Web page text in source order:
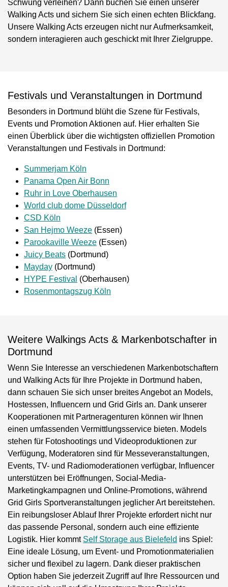
Schwung verleihen? Dann buchen Sie einen unserer
Walking Acts und sichern Sie sich einen echten Blickfang.
Unsere Walking Acts erzeugen nicht nur Aufmerksamkeit,
sondern interagieren auch geschickt mit Ihrer Zielgruppe.
Festivals und Veranstaltungen in Dortmund
Besonders in Dortmund blüht die Szene für Festivals,
Events und Promotion Aktionen auf. Hier erhalten Sie
einen Überblick über die wichtigsten offiziellen Promotion
Veranstaltungen und Festivals in Dortmund:
Summerjam Köln
Panama Open Air Bonn
Ruhr in Love Oberhausen
World club dome Düsseldorf
CSD Köln
San Hejmo Weeze (Essen)
Parookaville Weeze (Essen)
Juicy Beats (Dortmund)
Mayday (Dortmund)
HYPE Festival (Oberhausen)
Rosenmontagszug Köln
Weitere Walkings Acts & Markenbotschafter in
Dortmund
Wenn Sie Interesse an verschiedenen Markenbotschaftern
und Walking Acts für Ihre Projekte in Dortmund haben,
dann schauen Sie sich unser breites Angebot an Models,
Hostessen, Influencern und Grid Girls an. Dank unserer
Kooperationen mit Partneragenturen können wir Ihnen
einen umfassenden Vermittlungsservice bieten. Models
stehen für Fotoshootings und Videoproduktionen zur
Verfügung, Moderatoren sind für Messeveranstaltungen,
Events, TV- und Radiomoderationen verfügbar, Influencer
unterstützen bei Eröffnungen, Social-Media-
Marketingkampagnen und Online-Promotions, während
Grid Girls Sportveranstaltungen jeglicher Art bereitstehen.
Ein reibungsloser Ablauf Ihrer Projekte erfordert nicht nur
das passende Personal, sondern auch eine effiziente
Logistik. Hier kommt Self Storage aus Bielefeld ins Spiel:
Eine ideale Lösung, um Event- und Promotionmaterialien
sicher und flexibel zu lagern. Dank dieser praktischen
Option haben Sie jederzeit Zugriff auf Ihre Ressourcen und